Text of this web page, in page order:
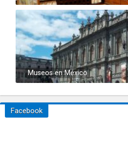
Museos en México
Facebook